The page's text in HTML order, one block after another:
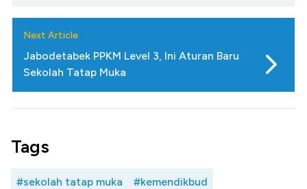
Next Article
Jabodetabek PPKM Level 3, Ini Aturan Baru
Sekolah Tatap Muka
Tags
#sekolah tatap muka #kemendikbud